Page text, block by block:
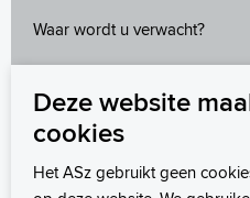
Waar wordt u verwacht?
Afspraak maken
Folders patiëntenvoorlichting
Deze website
cookies
Het ASz gebruikt geen